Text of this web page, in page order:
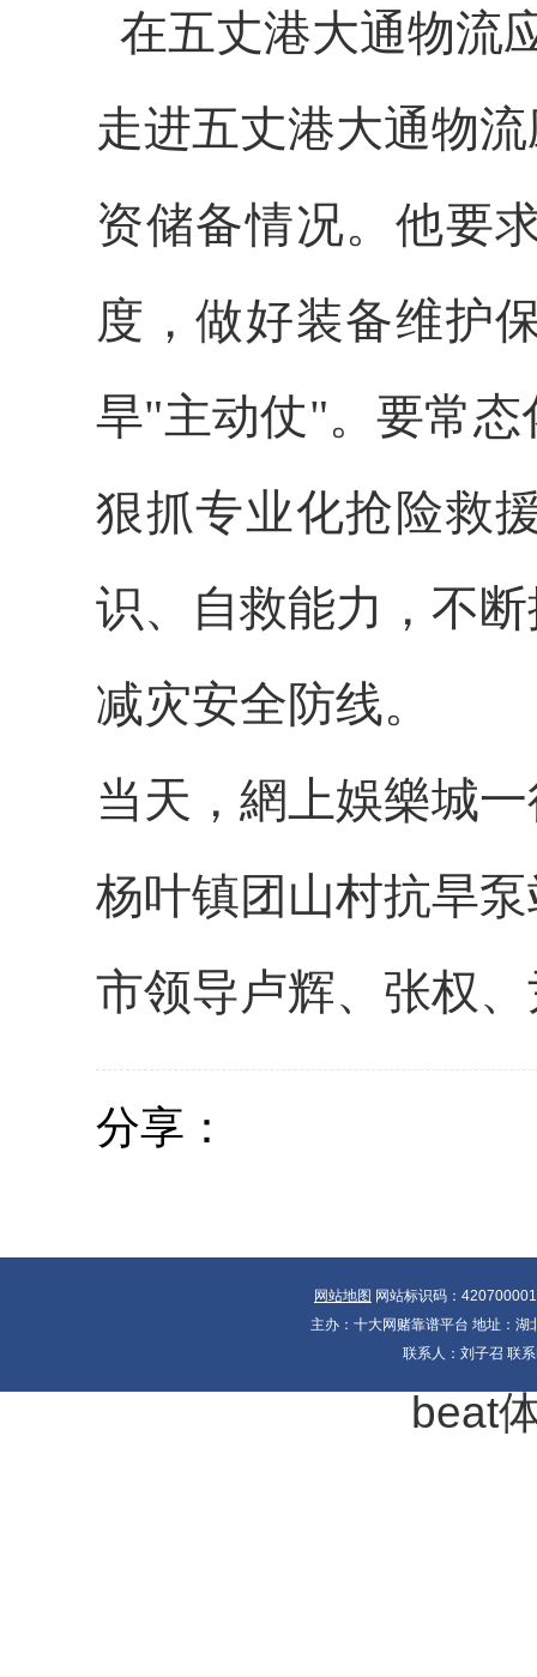
在五丈港大通物流
走进五丈港大通物
资储备情况。他要
度，做好装备维护
旱"主动仗"。要常
狠抓专业化抢险救
识、自救能力，不
减灾安全防线。
当天，網上娛樂城
杨叶镇团山村抗旱
市领导卢辉、张权
分享：
网站地图 网站标识码：
主办：十大网赌靠谱平台 地址：
联系人：刘子召 联
beat